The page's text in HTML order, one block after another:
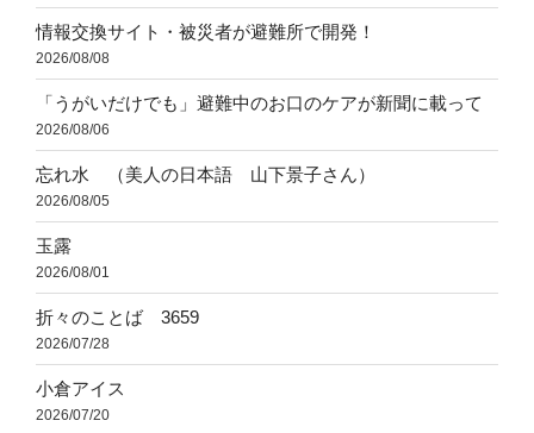
情報交換サイト・被災者が避難所で開発！
2026/08/08
「うがいだけでも」避難中のお口のケアが新聞に載って
2026/08/06
忘れ水 （美人の日本語 山下景子さん）
2026/08/05
玉露
2026/08/01
折々のことば 3659
2026/07/28
小倉アイス
2026/07/20